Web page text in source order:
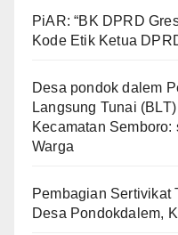
PiAR: “BK DPRD
Kode Etik Ketua
Desa pondok dalem
Langsung Tunai
Kecamatan
Warga
Pembagian Sertivikat
Desa Pondokdalem,